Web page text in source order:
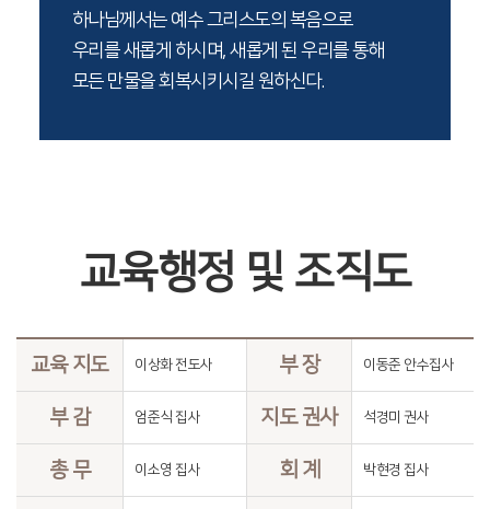
하나님께서는 예수 그리스도의 복음으로
우리를 새롭게 하시며, 새롭게 된 우리를 통해
모든 만물을 회복시키시길 원하신다.
교육행정 및 조직도
교육 지도 이상화 전도사 부 장 이동준 안수집사
부 감 엄준식 집사 지도 권사 석경미 권사
총 무 이소영 집사 회 계 박현경 집사